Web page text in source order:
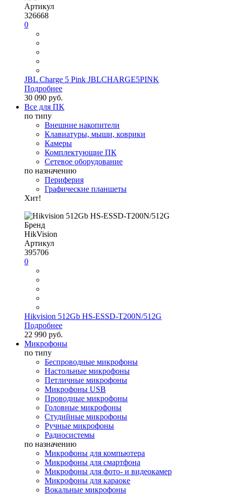
Артикул
326668
0
JBL Charge 5 Pink JBLCHARGE5PINK
Подробнее
30 090 руб.
Все для ПК
по типу
Внешние накопители
Клавиатуры, мыши, коврики
Камеры
Комплектующие ПК
Сетевое оборудование
по назначению
Периферия
Графические планшеты
Хит!
Бренд
HikVision
Артикул
395706
0
Hikvision 512Gb HS-ESSD-T200N/512G
Подробнее
22 990 руб.
Микрофоны
по типу
Беспроводные микрофоны
Настольные микрофоны
Петличные микрофоны
Микрофоны USB
Проводные микрофоны
Головные микрофоны
Студийные микрофоны
Ручные микрофоны
Радиосистемы
по назначению
Микрофоны для компьютера
Микрофоны для смартфона
Микрофоны для фото- и видеокамер
Микрофоны для караоке
Вокальные микрофоны